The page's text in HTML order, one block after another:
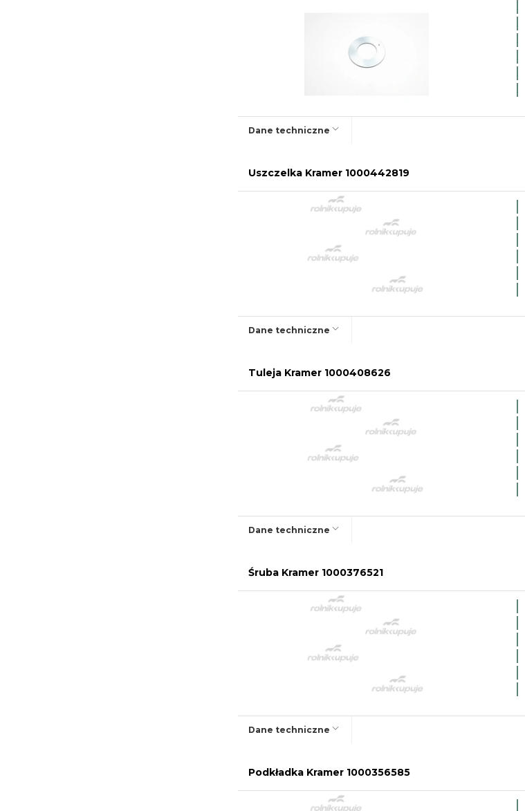
Dane techniczne
Uszczelka Kramer 1000442819
Dane techniczne
Tuleja Kramer 1000408626
Dane techniczne
Śruba Kramer 1000376521
Dane techniczne
Podkładka Kramer 1000356585